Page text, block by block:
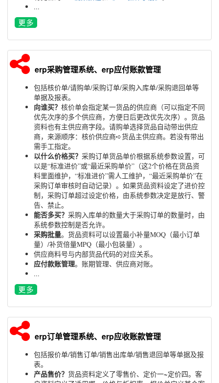
...
erp采购管理系统、erp应付账款管理
包括核价单/请购单/采购订单/采购入库单/采购退回单等
单据及报表。
向谁买？ 核价单会指定某一货品的供应商（可以指定不同
优先次序的多个供应商，方便日后更改优先次序）。货品
资料也有主供应商字段。请购单选择货品自动带出供应
商，来源顺序：核价供应商➪货品主供应商。若没有带出
需手工指定。
以什么价格买？ 采购订单货品单价根据系统参数设置，可
以是“标准进价”或“最近采购单价”（这2个价格在货品资
料里面维护，“标准进价”需人工维护，“最近采购单价”在
采购订单审核时自动记录）。如果货品资料设定了进价控
制，采购订单超过设定价格，由系统参数决定是放行、警
告、禁止。
能否多买？ 采购入库单的数量大于采购订单的数量时，由
系统参数控制是否允许。
采购批量。货品资料可以设置最小补量MOQ（最小订单
量）/补货倍量MPQ（最小包装量）。
供应商料号与内部货品代码的对应关系。
应付款账管理。账期管理、供应商对账。
...
erp订单管理系统、erp应收账款管理
包括报价单/销售订单/销售出库单/销售退回单等单据及报
表。
产品售价？ 货品资料定义了零售价、定价一~定价四。客